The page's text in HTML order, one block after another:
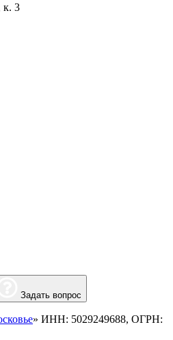
к. 3
Задать вопрос
» ИНН: 5029249688, ОГРН: